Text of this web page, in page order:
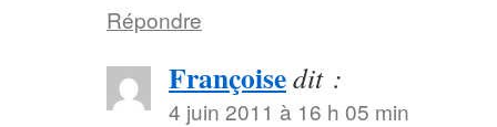
Répondre
Françoisedit :
4 juin 2011 à 16 h 05 min